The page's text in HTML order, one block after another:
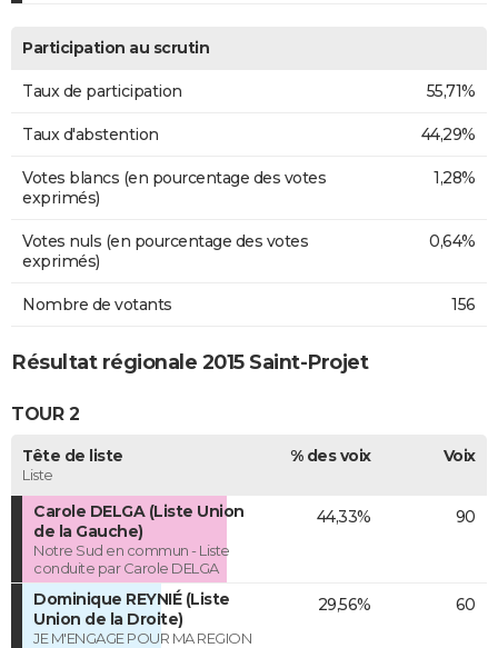
Participation au scrutin
Taux de participation 55,71%
Taux d'abstention 44,29%
Votes blancs (en pourcentage des votes
exprimés)
1,28%
Votes nuls (en pourcentage des votes
exprimés)
0,64%
Nombre de votants 156
Résultat régionale 2015 Saint-Projet
TOUR 2
Tête de liste
Liste
% des voix Voix
Carole DELGA (Liste Union
de la Gauche)
Notre Sud en commun - Liste
conduite par Carole DELGA
44,33% 90
Dominique REYNIÉ (Liste
Union de la Droite)
JE M'ENGAGE POUR MA REGION
29,56% 60